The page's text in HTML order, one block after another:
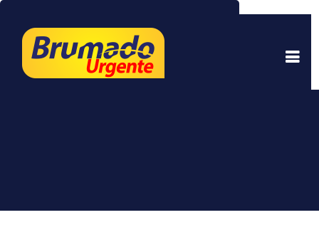
experiência. Ao continuar a navegar, você está
de acordo com isso.Saber mais.